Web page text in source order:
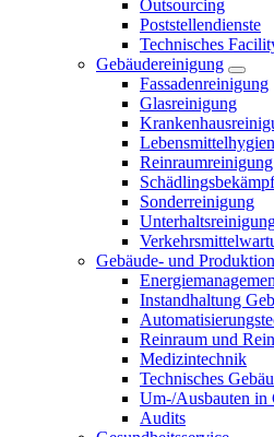
Outsourcing
Poststellendienste
Technisches
Gebäudereinigung
Fassadenreinigung
Glasreinigung
Reinraumreinigung
Sonderreinigung
Gebäude- und
Instandhaltung
Reinraum und
Medizintechnik
Technisches
Um-/Ausbauten in
Audits